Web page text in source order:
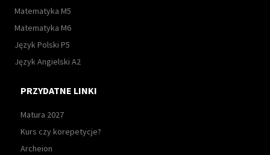
Matematyka M5
Matematyka M6
Język Polski P5
Język Angielski A2
PRZYDATNE LINKI
Matura 2027
Kurs czy korepetycje?
Archeion